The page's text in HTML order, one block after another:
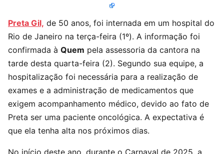
Preta Gil, de 50 anos, foi internada em um hospital do
Rio de Janeiro na terça-feira (1º). A informação foi
confirmada à Quem pela assessoria da cantora na
tarde desta quarta-feira (2). Segundo sua equipe, a
hospitalização foi necessária para a realização de
exames e a administração de medicamentos que
exigem acompanhamento médico, devido ao fato de
Preta ser uma paciente oncológica. A expectativa é
que ela tenha alta nos próximos dias.
No início deste ano, durante o Carnaval de 2025, a